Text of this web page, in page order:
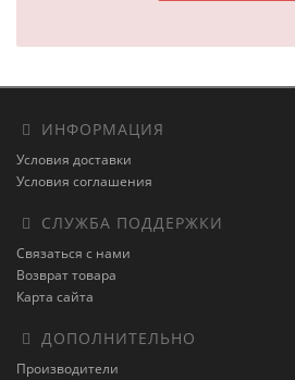
ИНФОРМАЦИЯ
Условия доставки
Условия соглашения
СЛУЖБА ПОДДЕРЖКИ
Связаться с нами
Возврат товара
Карта сайта
ДОПОЛНИТЕЛЬНО
Производители